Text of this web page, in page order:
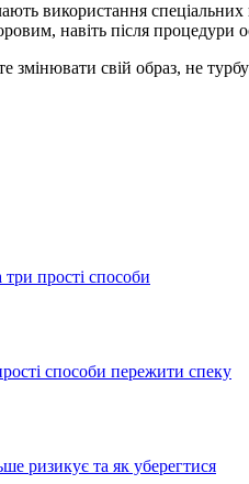
використання
навіть після процедури
свій образ, не
прості способи
способи пережити спеку
ризикує та як уберегтися